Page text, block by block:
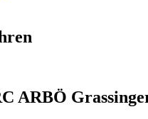
ARBÖ